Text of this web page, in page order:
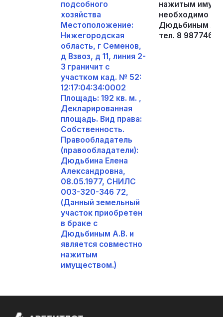
подсобного
хозяйства
Местоположение:
Нижегородская
область, г Семенов,
д Взвоз, д 11, линия 2-
3 граничит с
участком кад. № 52:
12:17:04:34:0002
Площадь: 192 кв. м. ,
Декларированная
площадь. Вид права:
Собственность.
Правообладатель
(правообладатели):
Дюдьбина Елена
Александровна,
08.05.1977, СНИЛС
003-320-346 72,
(Данный земельный
участок приобретен
в браке с
Дюдьбиным А.В. и
является совместно
нажитым
имуществом.)
нажитым
необходимо
Дюдьбиным
тел. 8